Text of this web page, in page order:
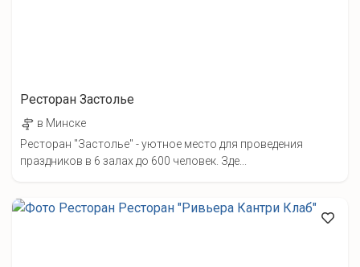
Ресторан Застолье
в Минске
Ресторан "Застолье" - уютное место для проведения
праздников в 6 залах до 600 человек. Зде...